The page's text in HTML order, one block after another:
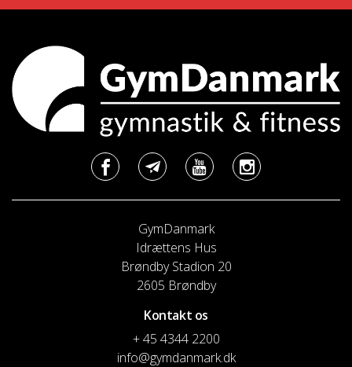
GymDanmark
Idrættens Hus
Brøndby Stadion 20
2605 Brøndby
Kontakt os
+ 45 4344 2200
info@gymdanmark.dk